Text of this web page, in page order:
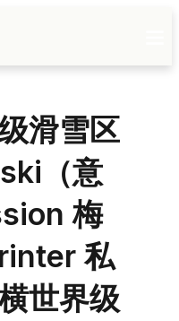
滑雪区
（意
梅
私
世界级